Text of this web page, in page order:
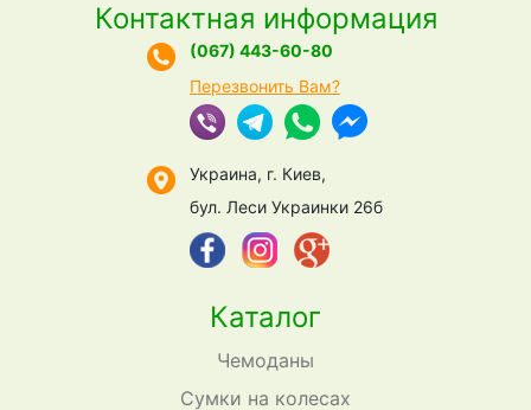
Каталог
Чемоданы
Сумки на колесах
Контактная информация
(067) 443-60-80
Перезвонить Вам?
Украина, г. Киев,
бул. Леси Украинки 26б